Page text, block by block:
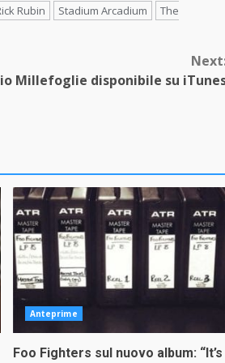
Rubin Stadium Arcadium
The
Millefoglie disponibile su
Anteprime
Foo Fighters sul nuovo album: “It’s